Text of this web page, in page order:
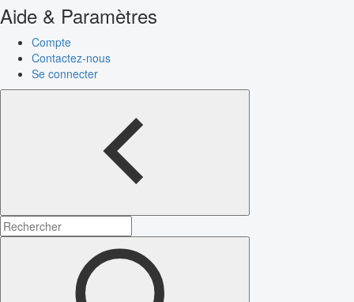
Aide & Paramètres
Compte
Contactez-nous
Se connecter